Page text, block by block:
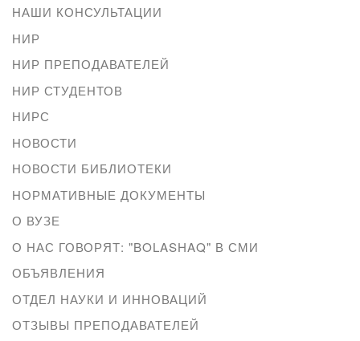
НАШИ КОНСУЛЬТАЦИИ
НИР
НИР ПРЕПОДАВАТЕЛЕЙ
НИР СТУДЕНТОВ
НИРС
НОВОСТИ
НОВОСТИ БИБЛИОТЕКИ
НОРМАТИВНЫЕ ДОКУМЕНТЫ
О ВУЗЕ
О НАС ГОВОРЯТ: "BOLASHAQ" В СМИ
ОБЪЯВЛЕНИЯ
ОТДЕЛ НАУКИ И ИННОВАЦИЙ
ОТЗЫВЫ ПРЕПОДАВАТЕЛЕЙ